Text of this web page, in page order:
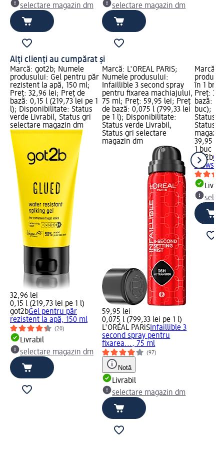
selectare magazin dm
selectare magazin dm
Alți clienți au cumpărat și
Marcă: got2b; Numele
produsului: Gel pentru păr
rezistent la apă, 150 ml;
Preț: 32,96 lei; Preț de
bază: 0,15 l (219,73 lei pe 1
l); Disponibilitate: Status
verde Livrabil, Status gri
selectare magazin dm
32,96 lei
0,15 l (219,73 lei pe 1 l)
got2bGel pentru păr
rezistent la apă, 150 ml
(20)
Livrabil
selectare magazin dm
Marcă: L'ORÉAL PARiS;
Numele produsului:
Infaillible 3 second spray
pentru fixarea machiajului,
75 ml; Preț: 59,95 lei; Preț
de bază: 0,075 l (799,33 lei
pe 1 l); Disponibilitate:
Status verde Livrabil,
Status gri selectare
magazin dm
59,95 lei
0,075 l (799,33 lei pe 1 l)
L'ORÉAL PARiS Infaillible 3
second spray pentru
fixarea..., 75 ml
(97)
Notă
Livrabil
selectare magazin dm
Marcă:
în 1
Preț:
bază: 1
buc);
Status
Status
39,95 lei
1 buc
got2b
brows &